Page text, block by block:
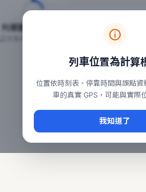
台鐵列車即時位置地圖
本頁顯示目前全台鐵運行中的列車位置
常用查詢：
、台中車
台鐵即時動態
列車位置為計算
位置依時刻表、停靠時間與誤點資
車的真實 GPS，可能與實際
我知道了
列車動態載入中…